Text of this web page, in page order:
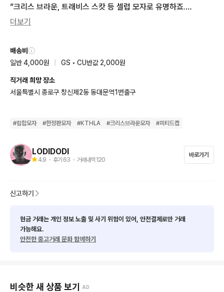
”크리스 브라운, 트래비스 스캇 등 셀럽 모자로 유명하죠.
단시간 판매하며 솔드아웃되어서
크리스 브라운이 올해 콘서트 등에서 착용할 것으로 예상합니다
최근에 나온 디자인들의 착용컷이 새로운 앨범 자켓과 미디어에
지속적으로 노출되고 있습니다.
퀄리티 굿, 핏 좋습니다.
더보기
배송비
일반 4,000원
GS • CU반값 2,000원
직거래 희망 장소
서울특별시 종로구 창신제2동 동대문역1번출구
#힙합모자 #한정판모자 #KTHLA #크리스브라운모자 #피티드캡
LODIDODI
4.9 ・ 후기 63 ・ 거래내역 120
바로가기
신고하기
현금 거래는 개인 정보 노출 및 사기 위험이 있어, 안전결제로만 거래
가능해요.
안전한 중고거래 문화 함께하기
비슷한 새 상품 보기 AD